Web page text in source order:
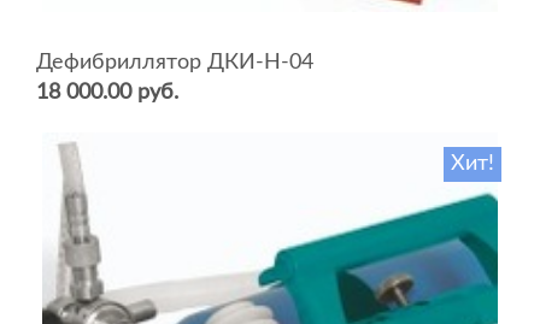
Дефибриллятор ДКИ-Н-04
18 000.00 руб.
Хит!